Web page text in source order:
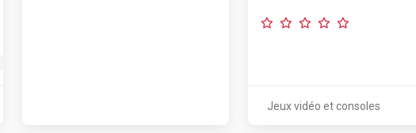
Jeux vidéo et consoles